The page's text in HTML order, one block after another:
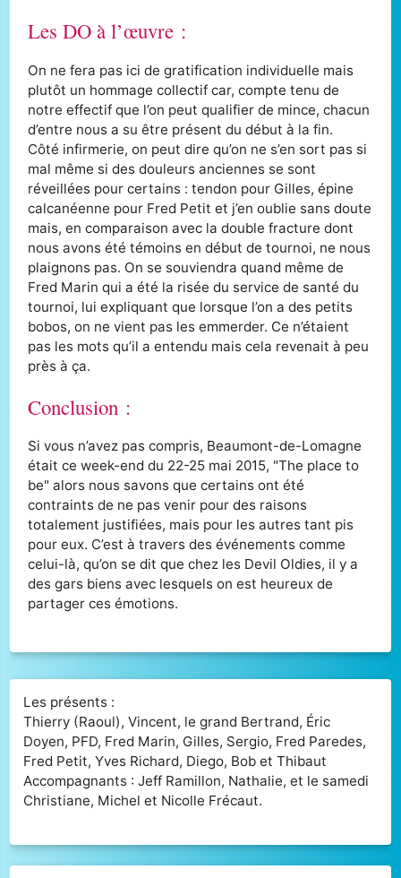
Les DO à l’œuvre :
On ne fera pas ici de gratification individuelle mais
plutôt un hommage collectif car, compte tenu de
notre effectif que l’on peut qualifier de mince, chacun
d’entre nous a su être présent du début à la fin.
Côté infirmerie, on peut dire qu’on ne s’en sort pas si
mal même si des douleurs anciennes se sont
réveillées pour certains : tendon pour Gilles, épine
calcanéenne pour Fred Petit et j’en oublie sans doute
mais, en comparaison avec la double fracture dont
nous avons été témoins en début de tournoi, ne nous
plaignons pas. On se souviendra quand même de
Fred Marin qui a été la risée du service de santé du
tournoi, lui expliquant que lorsque l’on a des petits
bobos, on ne vient pas les emmerder. Ce n’étaient
pas les mots qu’il a entendu mais cela revenait à peu
près à ça.
Conclusion :
Si vous n’avez pas compris, Beaumont-de-Lomagne
était ce week-end du 22-25 mai 2015, "The place to
be" alors nous savons que certains ont été
contraints de ne pas venir pour des raisons
totalement justifiées, mais pour les autres tant pis
pour eux. C’est à travers des événements comme
celui-là, qu’on se dit que chez les Devil Oldies, il y a
des gars biens avec lesquels on est heureux de
partager ces émotions.
Les présents :
Thierry (Raoul), Vincent, le grand Bertrand, Éric
Doyen, PFD, Fred Marin, Gilles, Sergio, Fred Paredes,
Fred Petit, Yves Richard, Diego, Bob et Thibaut
Accompagnants : Jeff Ramillon, Nathalie, et le samedi
Christiane, Michel et Nicolle Frécaut.